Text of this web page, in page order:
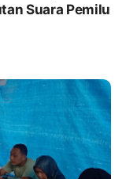
Suara Pemilu